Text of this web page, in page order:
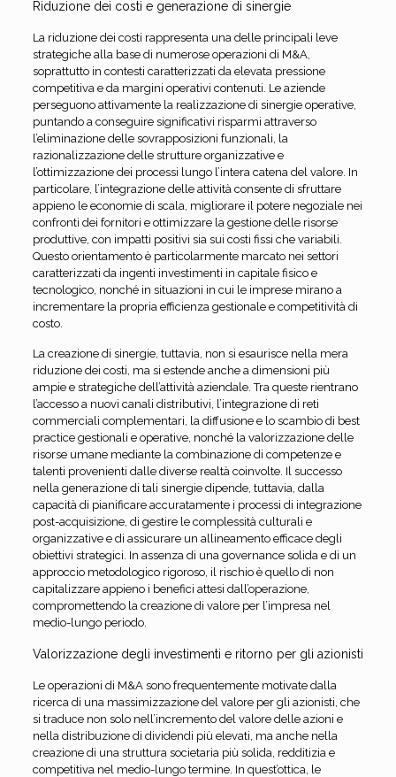
Riduzione dei costi e generazione di sinergie
La riduzione dei costi rappresenta una delle principali leve
strategiche alla base di numerose operazioni di M&A,
soprattutto in contesti caratterizzati da elevata pressione
competitiva e da margini operativi contenuti. Le aziende
perseguono attivamente la realizzazione di sinergie operative,
puntando a conseguire significativi risparmi attraverso
l’eliminazione delle sovrapposizioni funzionali, la
razionalizzazione delle strutture organizzative e
l’ottimizzazione dei processi lungo l’intera catena del valore. In
particolare, l’integrazione delle attività consente di sfruttare
appieno le economie di scala, migliorare il potere negoziale nei
confronti dei fornitori e ottimizzare la gestione delle risorse
produttive, con impatti positivi sia sui costi fissi che variabili.
Questo orientamento è particolarmente marcato nei settori
caratterizzati da ingenti investimenti in capitale fisico e
tecnologico, nonché in situazioni in cui le imprese mirano a
incrementare la propria efficienza gestionale e competitività di
costo.
La creazione di sinergie, tuttavia, non si esaurisce nella mera
riduzione dei costi, ma si estende anche a dimensioni più
ampie e strategiche dell’attività aziendale. Tra queste rientrano
l’accesso a nuovi canali distributivi, l’integrazione di reti
commerciali complementari, la diffusione e lo scambio di best
practice gestionali e operative, nonché la valorizzazione delle
risorse umane mediante la combinazione di competenze e
talenti provenienti dalle diverse realtà coinvolte. Il successo
nella generazione di tali sinergie dipende, tuttavia, dalla
capacità di pianificare accuratamente i processi di integrazione
post-acquisizione, di gestire le complessità culturali e
organizzative e di assicurare un allineamento efficace degli
obiettivi strategici. In assenza di una governance solida e di un
approccio metodologico rigoroso, il rischio è quello di non
capitalizzare appieno i benefici attesi dall’operazione,
compromettendo la creazione di valore per l’impresa nel
medio-lungo periodo.
Valorizzazione degli investimenti e ritorno per gli azionisti
Le operazioni di M&A sono frequentemente motivate dalla
ricerca di una massimizzazione del valore per gli azionisti, che
si traduce non solo nell’incremento del valore delle azioni e
nella distribuzione di dividendi più elevati, ma anche nella
creazione di una struttura societaria più solida, redditizia e
competitiva nel medio-lungo termine. In quest’ottica, le